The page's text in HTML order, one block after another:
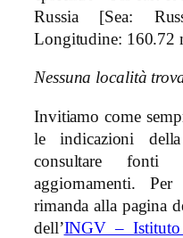
Russia [Sea:
Longitudine: 160.72
Nessuna località
Invitiamo come
le indicazioni
consultare fonti
aggiornamenti.
rimanda alla pagina
dell’INGV – Istituto